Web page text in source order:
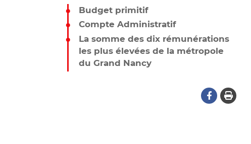
Budget primitif
Compte Administratif
La somme des dix rémunérations
les plus élevées de la métropole
du Grand Nancy